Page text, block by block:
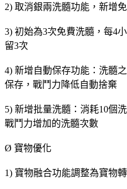
2) 取消銀兩洗髓功能，新增
3) 初始為3次免費洗髓，每4
留3次
4) 新增自動保存功能：洗髓
保存，戰鬥力降低自動捨棄
5) 新增批量洗髓：消耗10個
戰鬥力增加的洗髓次數
Ø 寶物優化
1) 寶物融合功能調整為寶物